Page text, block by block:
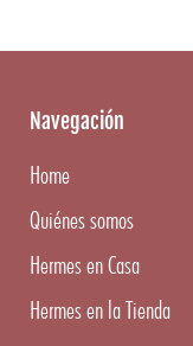
Navegación
Home
Quiénes somos
Hermes en Casa
Hermes en la Tienda